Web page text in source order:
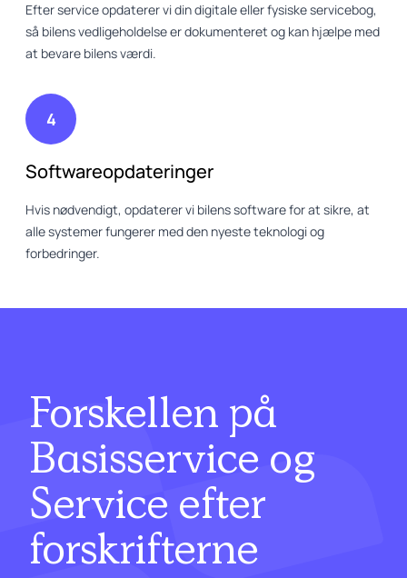
Efter service opdaterer vi din digitale eller fysiske servicebog,
så bilens vedligeholdelse er dokumenteret og kan hjælpe med
at bevare bilens værdi.
4
Softwareopdateringer
Hvis nødvendigt, opdaterer vi bilens software for at sikre, at
alle systemer fungerer med den nyeste teknologi og
forbedringer.
Forskellen på
Basisservice og
Service efter
forskrifterne